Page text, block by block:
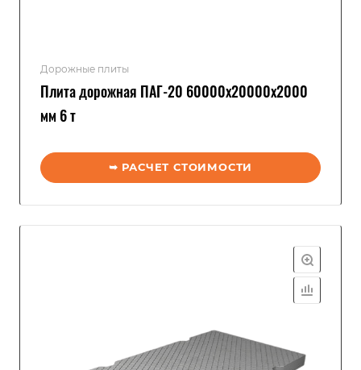
Дорожные плиты
Плита дорожная ПАГ-20 60000x20000x2000
мм 6 т
➥ РАСЧЕТ СТОИМОСТИ